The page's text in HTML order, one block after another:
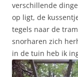
verschillende
op ligt, de
tegels naar de
snorharen zich
in de tuin heb ik